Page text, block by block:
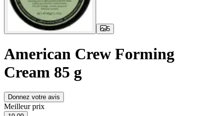
5
American Crew Forming
Cream 85 g
Donnez votre avis
Meilleur prix